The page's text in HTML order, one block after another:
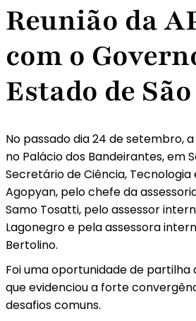
Reunião da
com o
Estado de
No passado dia 24 de setembro,
no Palácio dos Bandeirantes, em
Secretário de Ciência, Tecnologia
Agopyan, pelo chefe da
Samo Tosatti, pelo assessor
Lagonegro e pela assessora
Bertolino.
Foi uma oportunidade de partilha
que evidenciou a forte
desafios comuns.